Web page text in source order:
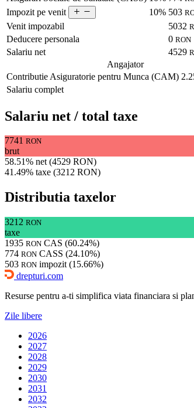
Impozit pe venit 10% 503
Venit impozabil 5032
Deducere personala 0 RON
Salariu net 4529
Angajator
Contributie Asiguratorie pentru Munca (CAM)
Salariu complet
Salariu net / total taxe
7741 RON
brut
58.51% net (4529 RON)
41.49% taxe (3212 RON)
Distributia taxelor
3212 RON
taxe
1935 RON CAS (60.24%)
774 RON CASS (24.10%)
503 RON impozit (15.66%)
drepturi.com
Resurse pentru a-ti simplifica viata financiara si
Zile libere
2026
2027
2028
2029
2030
2031
2032